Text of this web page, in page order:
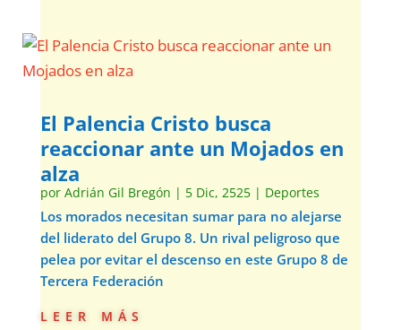
El Palencia Cristo busca
reaccionar ante un Mojados en
alza
por Adrián Gil Bregón | 5 Dic, 2525| Deportes
Los morados necesitan sumar para no alejarse
del liderato del Grupo 8. Un rival peligroso que
pelea por evitar el descenso en este Grupo 8 de
Tercera Federación
leer más